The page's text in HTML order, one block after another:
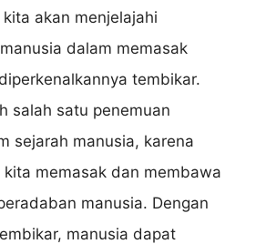
akan menjelajahi
dalam memasak
tembikar.
salah satu penemuan
sejarah manusia, karena
memasak dan membawa
manusia. Dengan
manusia dapat